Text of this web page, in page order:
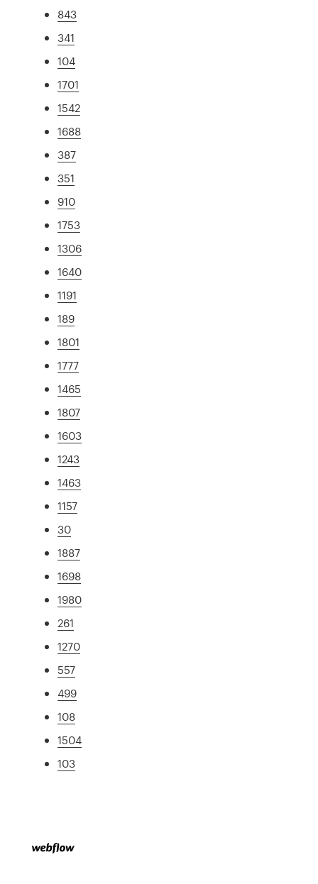
843
341
104
1701
1542
1688
387
351
910
1753
1306
1640
1191
189
1801
1777
1465
1807
1603
1243
1463
1157
30
1887
1698
1980
261
1270
557
499
108
1504
103